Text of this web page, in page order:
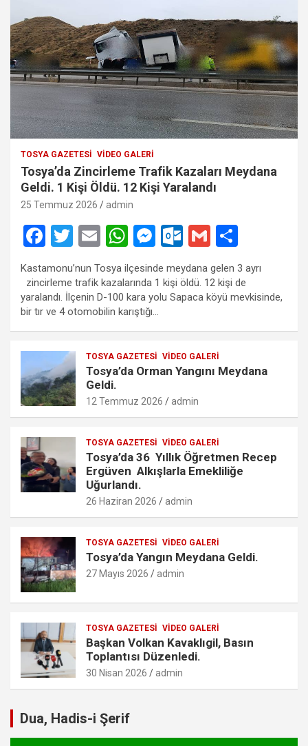
TOSYA GAZETESI VIDEO GALERI
Tosya’da Zincirleme Trafik Kazaları Meydana
Geldi. 1 Kişi Öldü. 12 Kişi Yaralandı
25 Temmuz 2026 admin
F
ce
b
o
o
k
T
wi
tt
er
E
ail
W
at
s
A
p
M
es
se
n
g
er
O
ut
lo
o
o
G
m
ail
h
ar
e
Kastamonu’nun Tosya ilçesinde meydana gelen 3 ayrı
zincirleme trafik kazalarında 1 kişi öldü. 12 kişi de
yaralandı. İlçenin D-100 kara yolu Sapaca köyü mevkisinde,
bir tır ve 4 otomobilin karıştığı…
TOSYA GAZETESI VIDEO GALERI
Tosya’da Orman Yangını Meydana
Geldi.
12 Temmuz 2026 admin
TOSYA GAZETESI VIDEO GALERI
Tosya’da 36 Yıllık Öğretmen Recep
Ergüven Alkışlarla Emekliliğe
Uğurlandı.
26 Haziran 2026 admin
TOSYA GAZETESI VIDEO GALERI
Tosya’da Yangın Meydana Geldi.
27 Mayıs 2026 admin
TOSYA GAZETESI VIDEO GALERI
Başkan Volkan Kavaklıgil, Basın
Toplantısı Düzenledi.
30 Nisan 2026 admin
Dua, Hadis-i Şerif